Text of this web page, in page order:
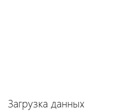
Загрузка данных